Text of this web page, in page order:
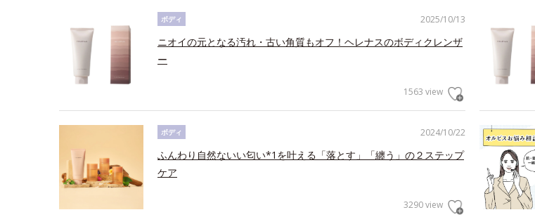
2025/10/13
ボディ
ニオイの元となる汚れ・古い角質もオフ！ヘレナスのボディクレンザ
ー
1563 view
2024/10/22
ボディ
ふんわり自然ないい匂い*1を叶える「落とす」「纏う」の２ステップ
ケア
3290 view